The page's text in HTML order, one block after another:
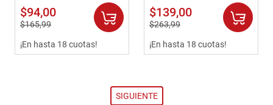
$94,00
$165,99
¡En hasta 18 cuotas!
$139,00
$263,99
¡En hasta 18 cuotas!